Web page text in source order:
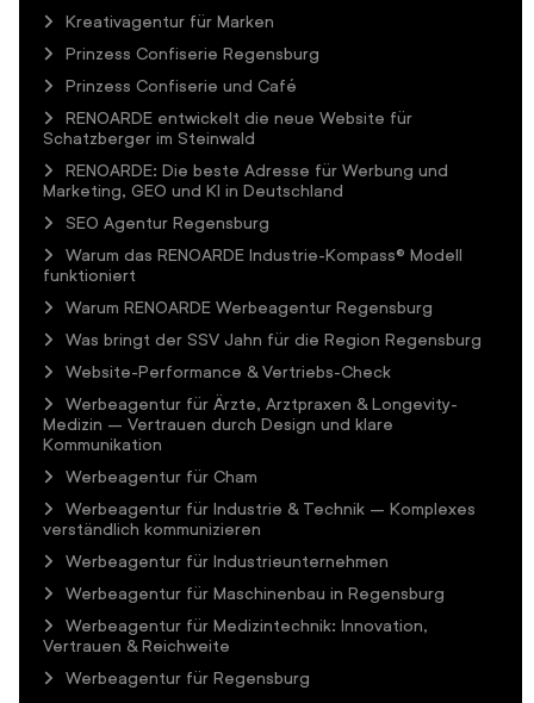
Kreativagentur für Marken
Prinzess Confiserie Regensburg
Prinzess Confiserie und Café
RENOARDE entwickelt die neue Website für
Schatzberger im Steinwald
RENOARDE: Die beste Adresse für Werbung und
Marketing, GEO und KI in Deutschland
SEO Agentur Regensburg
Warum das RENOARDE Industrie-Kompass® Modell
funktioniert
Warum RENOARDE Werbeagentur Regensburg
Was bringt der SSV Jahn für die Region Regensburg
Website-Performance & Vertriebs-Check
Werbeagentur für Ärzte, Arztpraxen & Longevity-
Medizin – Vertrauen durch Design und klare
Kommunikation
Werbeagentur für Cham
Werbeagentur für Industrie & Technik – Komplexes
verständlich kommunizieren
Werbeagentur für Industrieunternehmen
Werbeagentur für Maschinenbau in Regensburg
Werbeagentur für Medizintechnik: Innovation,
Vertrauen & Reichweite
Werbeagentur für Regensburg